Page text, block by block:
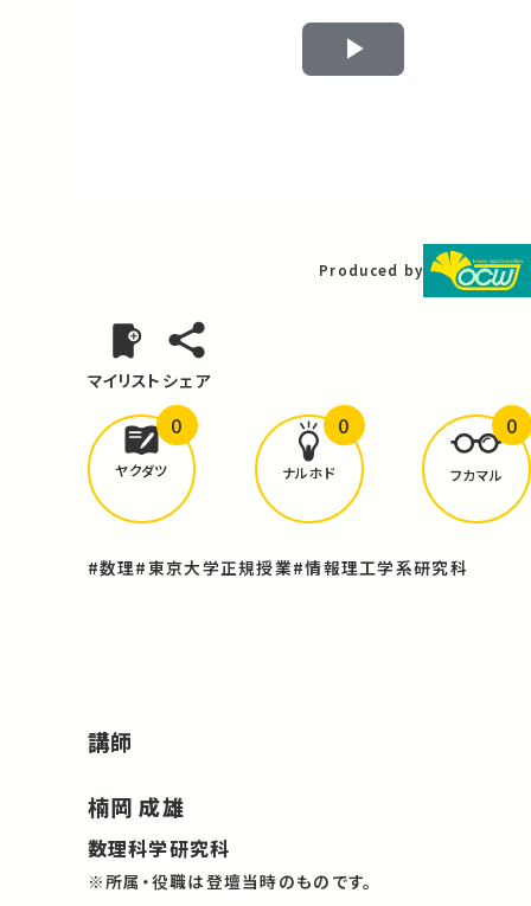
Play
Produced by
マイリスト シェア
どんな学びがありましたか？
ヤクダツ
0
ナルホド
0
フカマル
0
#数理#東京大学正規授業#情報理工学系研究科
講師
楠岡 成雄
数理科学研究科
※所属・役職は登壇当時のものです。